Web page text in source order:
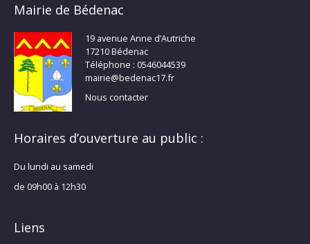
Mairie de Bédenac
19 avenue Anne d’Autriche
17210 Bédenac
Téléphone : 0546044539
mairie@bedenac17.fr
Nous contacter
Horaires d’ouverture au public :
Du lundi au samedi
de 09h00 à 12h30
Liens